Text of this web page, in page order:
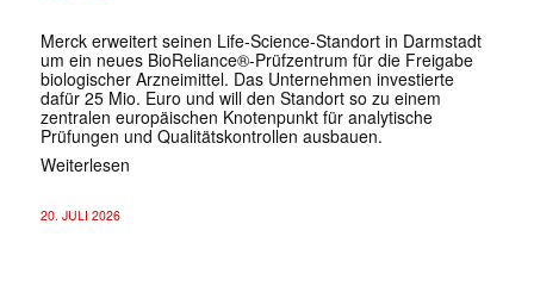
Merck erweitert seinen Life-Science-Standort in Darmstadt
um ein neues BioReliance®-Prüfzentrum für die Freigabe
biologischer Arzneimittel. Das Unternehmen investierte
dafür 25 Mio. Euro und will den Standort so zu einem
zentralen europäischen Knotenpunkt für analytische
Prüfungen und Qualitätskontrollen ausbauen.
Weiterlesen
20. JULI 2026